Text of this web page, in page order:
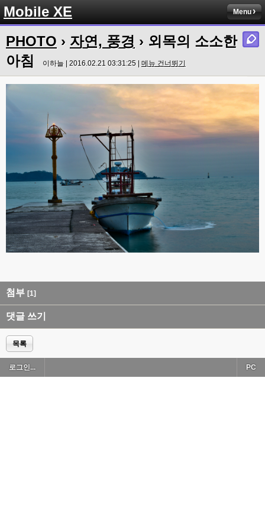
Mobile XE Menu
PHOTO › 자연, 풍경 › 외목의 소소한
아침
이하늘 | 2016.02.21 03:31:25 | 메뉴 건너뛰기
첨부 [1]
댓글 쓰기
목록
로그인... PC